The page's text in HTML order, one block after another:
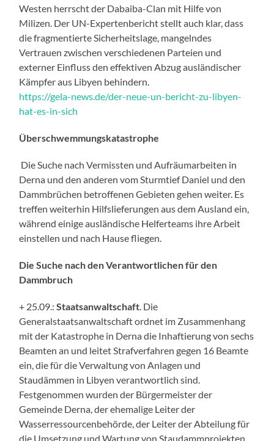
Westen herrscht der Dabaiba-Clan mit Hilfe von
Milizen. Der UN-Expertenbericht stellt auch klar, dass
die fragmentierte Sicherheitslage, mangelndes
Vertrauen zwischen verschiedenen Parteien und
externer Einfluss den effektiven Abzug ausländischer
Kämpfer aus Libyen behindern.
https://gela-news.de/der-neue-un-bericht-zu-libyen-
hat-es-in-sich
Überschwemmungskatastrophe
Die Suche nach Vermissten und Aufräumarbeiten in
Derna und den anderen vom Sturmtief Daniel und den
Dammbrüchen betroffenen Gebieten gehen weiter. Es
treffen weiterhin Hilfslieferungen aus dem Ausland ein,
während einige ausländische Helferteams ihre Arbeit
einstellen und nach Hause fliegen.
Die Suche nach den Verantwortlichen für den
Dammbruch
+ 25.09.:Staatsanwaltschaft . Die
Generalstaatsanwaltschaft ordnet im Zusammenhang
mit der Katastrophe in Derna die Inhaftierung von sechs
Beamten an und leitet Strafverfahren gegen 16 Beamte
ein, die für die Verwaltung von Anlagen und
Staudämmen in Libyen verantwortlich sind.
Festgenommen wurden der Bürgermeister der
Gemeinde Derna, der ehemalige Leiter der
Wasserressourcenbehörde, der Leiter der Abteilung für
die Umsetzung und Wartung von Staudammprojekten